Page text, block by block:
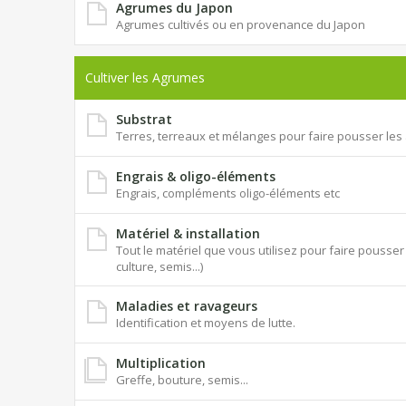
Agrumes du Japon
Agrumes cultivés ou en provenance du Japon
Cultiver les Agrumes
Substrat
Terres, terreaux et mélanges pour faire pousser les
Engrais & oligo-éléments
Engrais, compléments oligo-éléments etc
Matériel & installation
Tout le matériel que vous utilisez pour faire
culture, semis...)
Maladies et ravageurs
Identification et moyens de lutte.
Multiplication
Greffe, bouture, semis...